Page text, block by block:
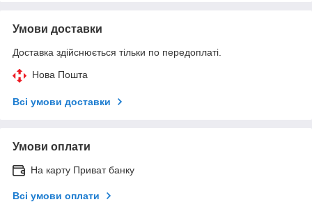
Умови доставки
Доставка здійснюється тільки по передоплаті.
Нова Пошта
Всі умови доставки
Умови оплати
На карту Приват банку
Всі умови оплати